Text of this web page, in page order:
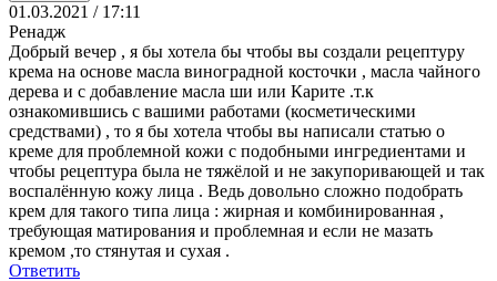
01.03.2021 / 17:11
Ренадж
Добрый вечер , я бы хотела бы чтобы вы создали рецептуру
крема на основе масла виноградной косточки , масла чайного
дерева и с добавление масла ши или Карите .т.к
ознакомившись с вашими работами (косметическими
средствами) , то я бы хотела чтобы вы написали статью о
креме для проблемной кожи с подобными ингредиентами и
чтобы рецептура была не тяжёлой и не закупоривающей и так
воспалённую кожу лица . Ведь довольно сложно подобрать
крем для такого типа лица : жирная и комбинированная ,
требующая матирования и проблемная и если не мазать
кремом ,то стянутая и сухая .
Ответить